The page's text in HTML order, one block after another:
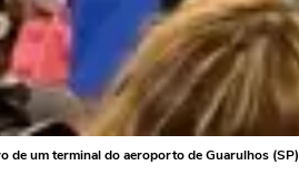
de um terminal do aeroporto de Guarulhos (SP)